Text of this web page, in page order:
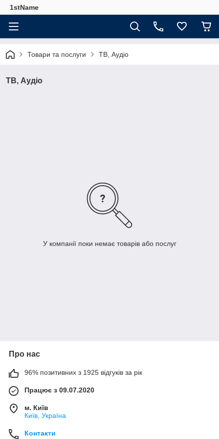
1stName
Товари та послуги ТВ, Аудіо
ТВ, Аудіо
У компанії поки немає товарів або послуг
Про нас
96% позитивних з 1925 відгуків за рік
Працює з 09.07.2020
м. Київ
Київ, Україна
Контакти